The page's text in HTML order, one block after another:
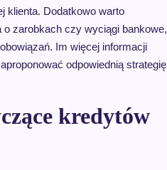
klienta. Dodatkowo warto
zarobkach czy wyciągi bankowe,
Im więcej informacji
odpowiednią strategię
kredytów